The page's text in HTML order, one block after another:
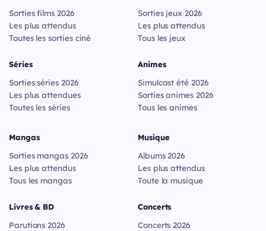
Sorties films 2026
Les plus attendus
Toutes les sorties ciné
Séries
Sorties séries 2026
Les plus attendues
Toutes les séries
Sorties jeux 2026
Les plus attendus
Tous les jeux
Animes
Simulcast été 2026
Sorties animes 2026
Tous les animes
Mangas
Sorties mangas 2026
Les plus attendus
Tous les mangas
Livres & BD
Parutions 2026
Musique
Albums 2026
Les plus attendus
Toute la musique
Concerts
Concerts 2026